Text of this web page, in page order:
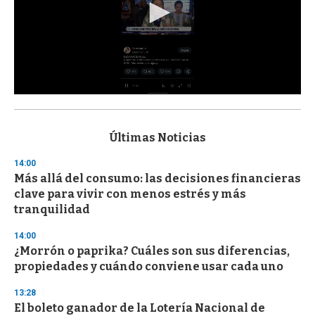
s
d
s
o
f
3
s
c
o
d
s
Últimas Noticias
14:00
Más allá del consumo: las decisiones financieras
clave para vivir con menos estrés y más
tranquilidad
14:00
¿Morrón o paprika? Cuáles son sus diferencias,
propiedades y cuándo conviene usar cada uno
13:28
El boleto ganador de la Lotería Nacional de